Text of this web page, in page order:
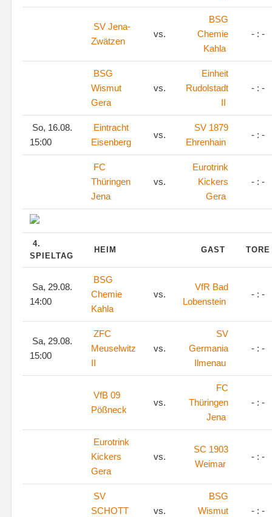
SV Jena-
Zwätzen
vs.
BSG
Chemie
Kahla
- : -
BSG
Wismut
Gera
vs.
Einheit
Rudolstadt
II
- : -
So, 16.08.
15:00
Eintracht
Eisenberg
vs.
SV 1879
Ehrenhain
- : -
FC
Thüringen
Jena
vs.
Eurotrink
Kickers
Gera
- : -
4.
SPIELTAG
HEIM GAST
Sa, 29.08.
14:00
BSG
Chemie
Kahla
vs.
VfR Bad
Lobenstein
- : -
Sa, 29.08.
15:00
ZFC
Meuselwitz
II
vs.
SV
Germania
Ilmenau
- : -
VfB 09
Pößneck
vs.
FC
Thüringen
Jena
- : -
Eurotrink
Kickers
Gera
vs.
SC 1903
Weimar
- : -
SV
SCHOTT
vs.
BSG
Wismut
- : -